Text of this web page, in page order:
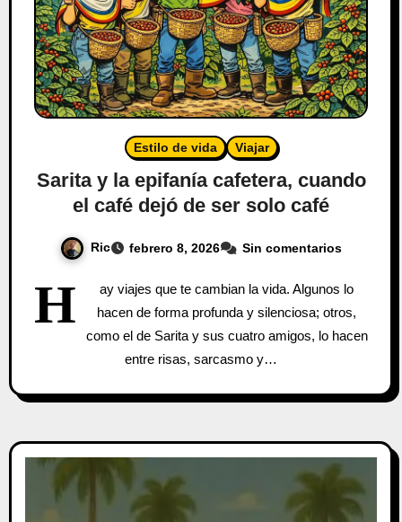
Estilo de vida Viajar
Sarita y la epifanía cafetera, cuando
el café dejó de ser solo café
Ric febrero 8, 2026 Sin comentarios
H
ay viajes que te cambian la vida. Algunos lo
hacen de forma profunda y silenciosa; otros,
como el de Sarita y sus cuatro amigos, lo hacen
entre risas, sarcasmo y…